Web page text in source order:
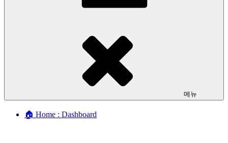
메뉴
🏠 Home : Dashboard